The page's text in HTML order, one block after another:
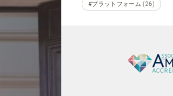
#プラットフォーム (26)